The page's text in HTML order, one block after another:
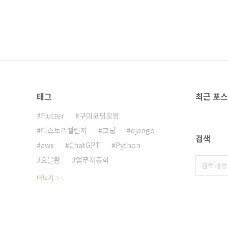
태그
Flutter
구미코딩모임
티스토리챌린지
코딩
django
aws
ChatGPT
Python
오블완
업무자동화
더보기
최근 포
검색